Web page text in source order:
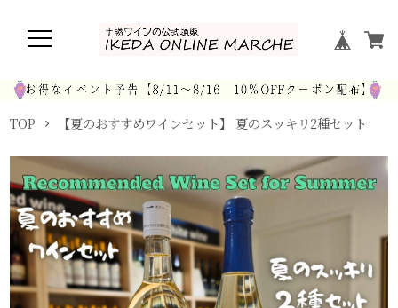
TOP 【夏のおすすめワインセット】 夏のスッキリ2種セット